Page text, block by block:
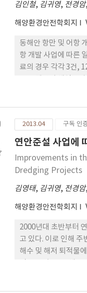
김인철, 김귀영, 전경암,
해양환경안전학회지
동해안 항만 및 어항
항 개발 사업에 따른
료의 경우 각각 3건,
세한 해역으로 동해
역의 정확한 수심자
2013.04 구독 인
연안준설 사업에
Improvements in
Dredging Projects
김영태, 김귀영, 전경암,
해양환경안전학회지
2000년대 초반부터
고 있다. 이로 인해 주
해수 및 해저 퇴적물
리 과정(완전 분해)